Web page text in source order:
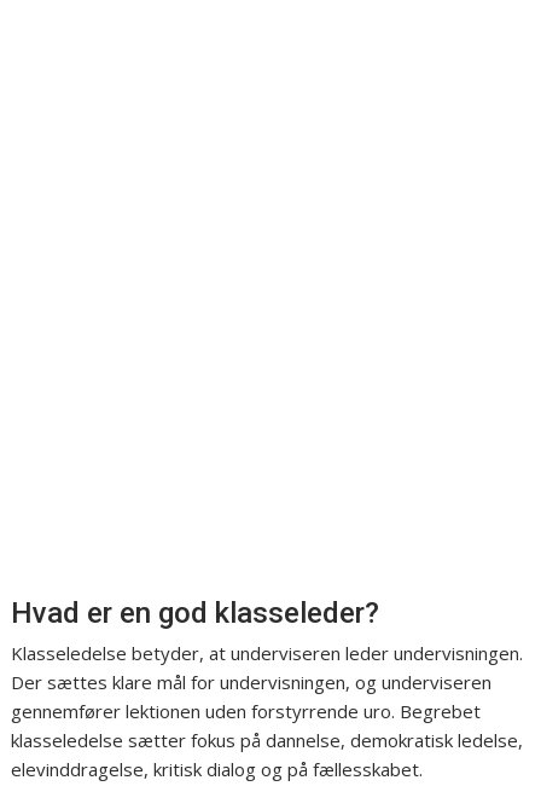
Hvad er en god klasseleder?
Klasseledelse betyder, at underviseren leder undervisningen.
Der sættes klare mål for undervisningen, og underviseren
gennemfører lektionen uden forstyrrende uro. Begrebet
klasseledelse sætter fokus på dannelse, demokratisk ledelse,
elevinddragelse, kritisk dialog og på fællesskabet.